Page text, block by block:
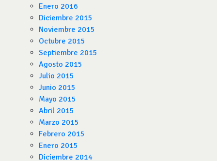
Enero 2016
Diciembre 2015
Noviembre 2015
Octubre 2015
Septiembre 2015
Agosto 2015
Julio 2015
Junio 2015
Mayo 2015
Abril 2015
Marzo 2015
Febrero 2015
Enero 2015
Diciembre 2014